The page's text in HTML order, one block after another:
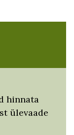
hinnata
ülevaade